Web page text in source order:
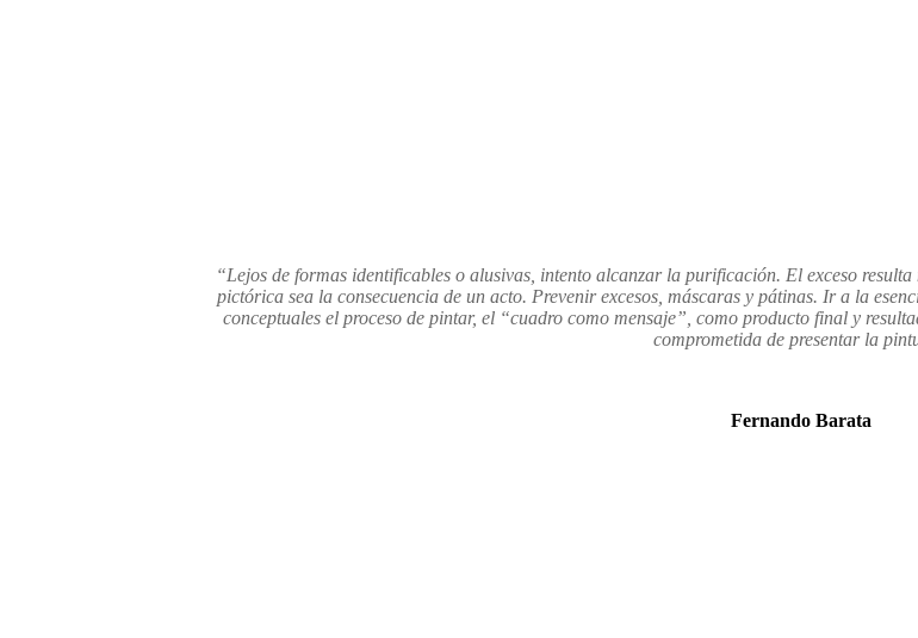
“Lejos de formas identificables o alusivas, intento alcanzar la purificación. El exceso
pictórica sea la consecuencia de un acto. Prevenir excesos, máscaras y pátinas. Ir a la
conceptuales el proceso de pintar, el “cuadro como mensaje”, como producto final y
comprometida de presentar la
Fernando Barata